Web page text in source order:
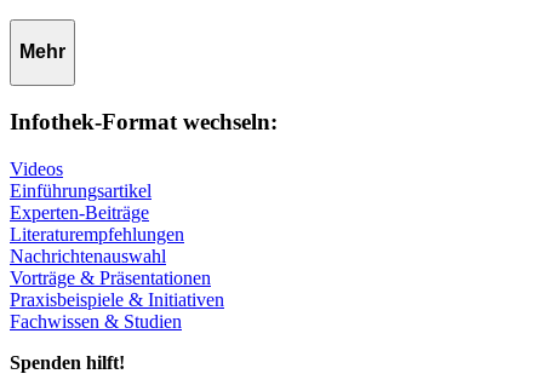
Mehr
Infothek-Format wechseln:
Videos
Einführungsartikel
Experten-Beiträge
Literaturempfehlungen
Nachrichtenauswahl
Vorträge & Präsentationen
Praxisbeispiele & Initiativen
Fachwissen & Studien
Spenden hilft!